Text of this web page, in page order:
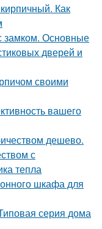
Как
замком. Основные
дверей и
своими
вашего
дешево.
с
тепла
шкафа для
серия дома